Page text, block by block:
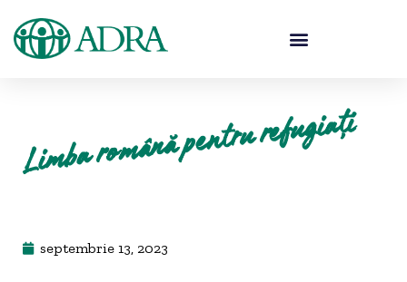
Limba română pentru refugiați
septembrie 13, 2023